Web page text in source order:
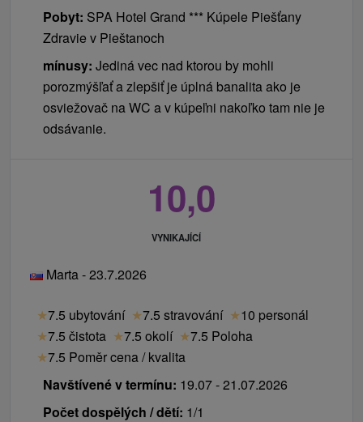
Pobyt: SPA Hotel Grand *** Kúpele Piešťany
Zdravie v Pieštanoch
mínusy: Jediná vec nad ktorou by mohli
porozmýšľať a zlepšiť je úplná banalita ako je
osviežovač na WC a v kúpeľni nakoľko tam nie je
odsávanie.
10,0
VYNIKAJÍCÍ
Marta - 23.7.2026
★7.5 ubytování ★7.5 stravování ★10 personál
★7.5 čistota ★7.5 okolí ★7.5 Poloha
★7.5 Poměr cena / kvalita
Navštívené v termínu: 19.07 - 21.07.2026
Počet dospělých / dětí: 1/1